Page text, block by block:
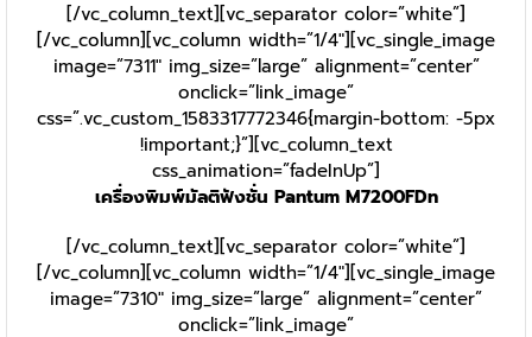
[/vc_column_text][vc_separator color=”white”]
[/vc_column][vc_column width=”1/4″][vc_single_image
image=”7311″ img_size=”large” alignment=”center”
onclick=”link_image”
css=”.vc_custom_1583317772346{margin-bottom: -5px
!important;}”][vc_column_text
css_animation=”fadeInUp”]
เครื่องพิมพ์มัลติฟังชั่น Pantum M7200FDn
[/vc_column_text][vc_separator color=”white”]
[/vc_column][vc_column width=”1/4″][vc_single_image
image=”7310″ img_size=”large” alignment=”center”
onclick=”link_image”